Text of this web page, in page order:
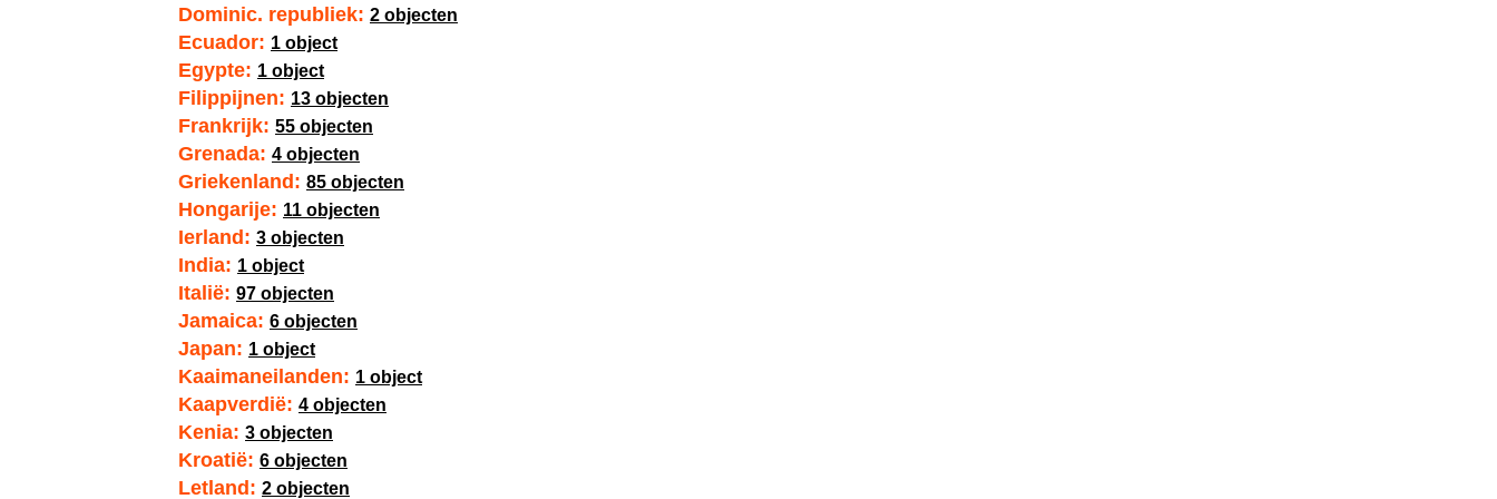
Dominic. republiek: 2 objecten
Ecuador: 1 object
Egypte: 1 object
Filippijnen: 13 objecten
Frankrijk: 55 objecten
Grenada: 4 objecten
Griekenland: 85 objecten
Hongarije: 11 objecten
Ierland: 3 objecten
India: 1 object
Italië: 97 objecten
Jamaica: 6 objecten
Japan: 1 object
Kaaimaneilanden: 1 object
Kaapverdië: 4 objecten
Kenia: 3 objecten
Kroatië: 6 objecten
Letland: 2 objecten